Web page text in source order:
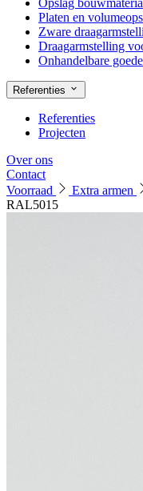
Opslag
Platen en
Zware
Draagarmstelling
Onhandelbare
Referenties
Referenties
Projecten
Over ons
Contact
Voorraad
Extra armen
RAL5015